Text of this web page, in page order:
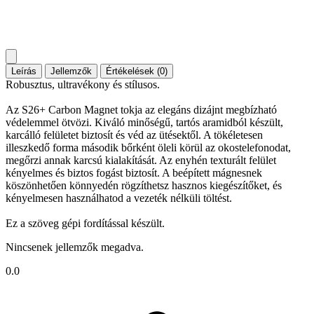
Leírás Jellemzők Értékelések (0)
Robusztus, ultravékony és stílusos.
Az S26+ Carbon Magnet tokja az elegáns dizájnt megbízható
védelemmel ötvözi. Kiváló minőségű, tartós aramidból készült,
karcálló felületet biztosít és véd az ütésektől. A tökéletesen
illeszkedő forma második bőrként öleli körül az okostelefonodat,
megőrzi annak karcsú kialakítását. Az enyhén texturált felület
kényelmes és biztos fogást biztosít. A beépített mágnesnek
köszönhetően könnyedén rögzíthetsz hasznos kiegészítőket, és
kényelmesen használhatod a vezeték nélküli töltést.
Ez a szöveg gépi fordítással készült.
Nincsenek jellemzők megadva.
0.0